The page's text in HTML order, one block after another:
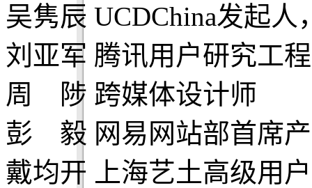
吴隽辰 UCDChina发起
刘亚军 腾讯用户研究工
周 陟 跨媒体设计师
彭 毅 网易网站部首席
戴均开 上海艺土高级用